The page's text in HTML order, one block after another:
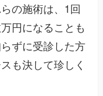
の施術は、1回
円になることも
ずに受診した方
も決して珍しく